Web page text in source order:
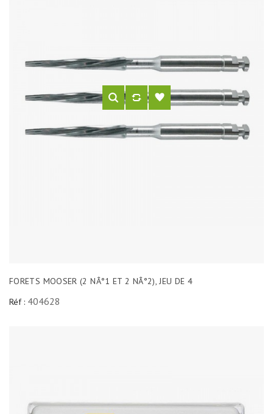
FORETS MOOSER (2 NÂ°1 ET 2 NÂ°2), JEU DE 4
Réf : 404628